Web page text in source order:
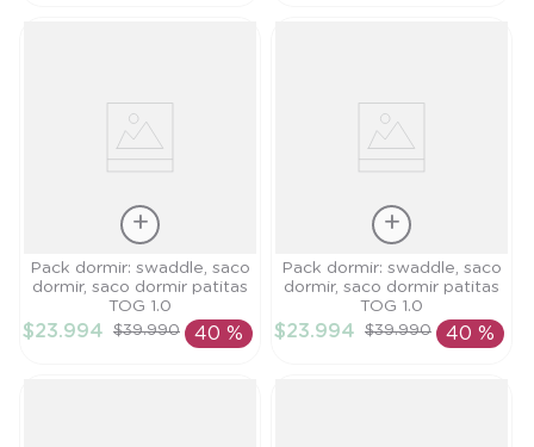
Talla
AÑADIR AL
Pack dormir: swaddle, saco
dormir, saco dormir patitas
TOG 1.0
$23.994 $39.990 40 %
Talla
AÑADIR AL
Pack dormir: swaddle, saco
dormir, saco dormir patitas
TOG 1.0
$23.994 $39.990 40 %